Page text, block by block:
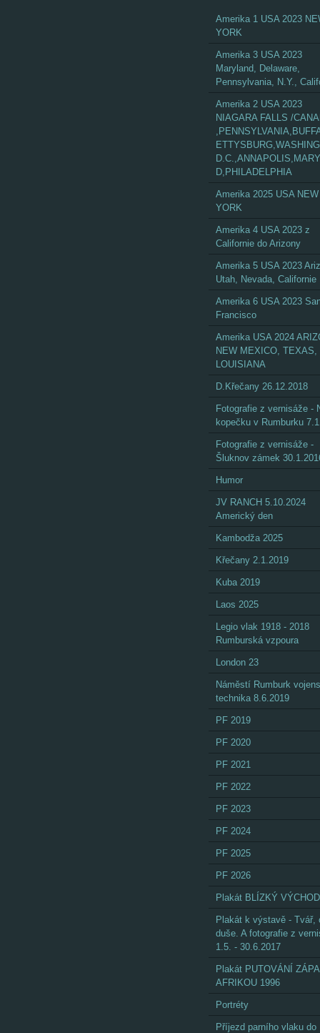
Amerika 1 USA 2023
YORK
Amerika 3 USA 2023
Maryland, Delaware,
Pennsylvania, N.Y.,
Amerika 2 USA 2023
NIAGARA FALLS /
D,PHILADELPHIA
Amerika 2025 USA NEW
YORK
Amerika 4 USA 2023 z
Californie do Arizony
Amerika 5 USA 2023
Utah, Nevada, Californie
Amerika 6 USA 2023
Francisco
Amerika USA 2024
NEW MEXICO, TEXAS,
LOUISIANA
D.Křečany 26.12.2018
Fotografie z vernisáže -
kopečku v Rumburku
Fotografie z vernisáže -
Šluknov zámek
Humor
JV RANCH 5.10.2024
Americký den
Kambodža 2025
Křečany 2.1.2019
Kuba 2019
Laos 2025
Legio vlak 1918 - 2018
Rumburská vzpoura
London 23
Náměstí Rumburk
technika 8.6.2019
PF 2019
PF 2020
PF 2021
PF 2022
PF 2023
PF 2024
PF 2025
PF 2026
Plakát BLÍZKÝ
Plakát k výstavě - Tvář,
duše. A fotografie z
1.5. - 30.6.2017
Plakát PUTOVÁNÍ
AFRIKOU 1996
Portréty
Příjezd parního vlaku do